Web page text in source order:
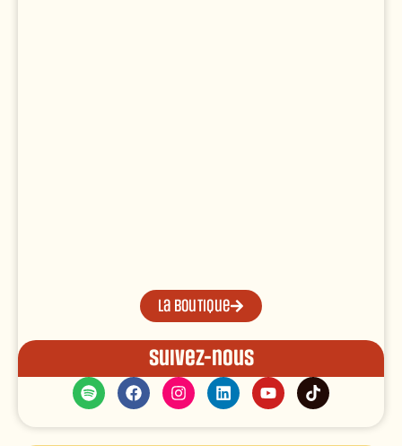
La boutique
Suivez-nous